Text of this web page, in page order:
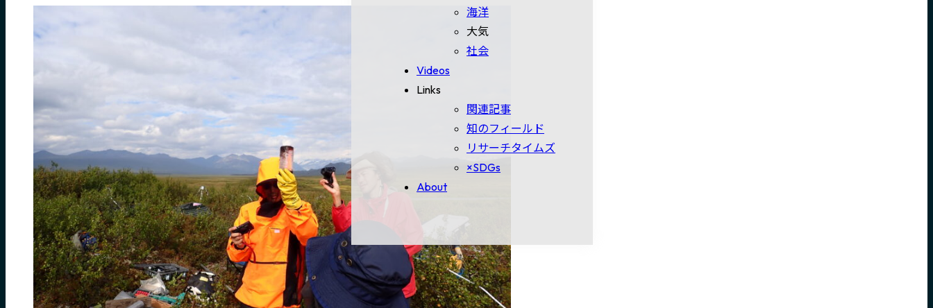
海洋
大気
社会
Videos
Links
関連記事
知のフィールド
リサーチタイムズ
×SDGs
About